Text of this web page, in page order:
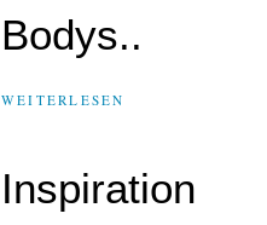
Bodys..
WEITERLESEN
Inspiration